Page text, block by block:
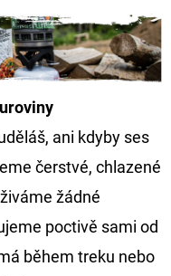
ani kdyby ses
čerstvé, chlazené
žádné
poctivě sami od
během treku nebo